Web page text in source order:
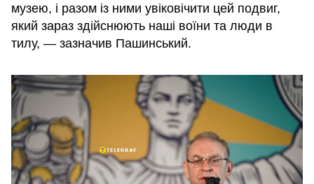
музею, і разом із ними увіковічити цей подвиг,
який зараз здійснюють наші воїни та люди в
тилу, — зазначив Пашинський.